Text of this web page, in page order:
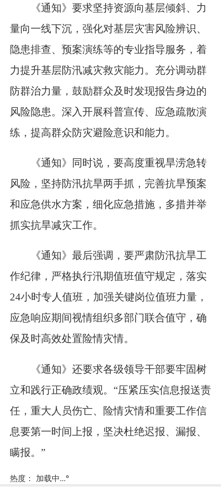
《通知》要求坚持资源向基层倾斜、力
量向一线下沉，强化对基层灾害风险辨识、
隐患排查、预案演练等的专业指导服务，着
力提升基层防汛减灾救灾能力。充分调动群
防群治力量，鼓励群众及时发现报告身边的
风险隐患。深入开展科普宣传、应急疏散演
练，提高群众防灾避险意识和能力。
《通知》同时说，要高度重视旱涝急转
风险，坚持防汛抗旱两手抓，完善抗旱预案
和应急供水方案，细化应急措施，多措并举
抓实抗旱减灾工作。
《通知》最后强调，要严肃防汛抗旱工
作纪律，严格执行汛期值班值守规定，落实
24小时专人值班，加强关键岗位值班力量，
应急响应期间视情组织多部门联合值守，确
保及时高效处置险情灾情。
《通知》还要求各级领导干部要牢固树
立和践行正确政绩观。“压紧压实信息报送责
任，重大人员伤亡、险情灾情和重要工作信
息要第一时间上报，坚决杜绝迟报、漏报、
瞒报。”
热度： 加载中...°